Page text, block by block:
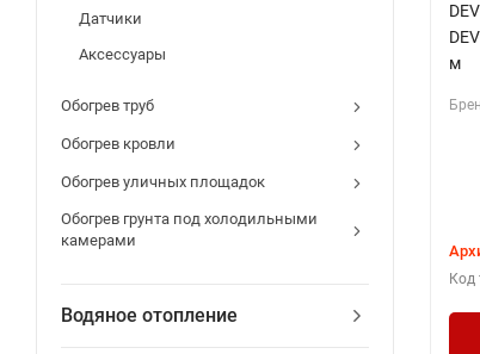
Датчики
Аксессуары
Обогрев труб
Обогрев кровли
Обогрев уличных площадок
Обогрев грунта под холодильными
камерами
Водяное отопление
м
Код